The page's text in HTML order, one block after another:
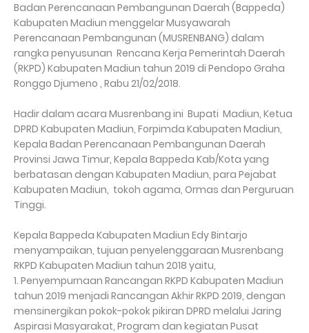
Badan Perencanaan Pembangunan Daerah (Bappeda)
Kabupaten Madiun menggelar Musyawarah
Perencanaan Pembangunan (MUSRENBANG) dalam
rangka penyusunan Rencana Kerja Pemerintah Daerah
(RKPD) Kabupaten Madiun tahun 2019 di Pendopo Graha
Ronggo Djumeno , Rabu 21/02/2018.
Hadir dalam acara Musrenbang ini Bupati Madiun, Ketua
DPRD Kabupaten Madiun, Forpimda Kabupaten Madiun,
Kepala Badan Perencanaan Pembangunan Daerah
Provinsi Jawa Timur, Kepala Bappeda Kab/Kota yang
berbatasan dengan Kabupaten Madiun, para Pejabat
Kabupaten Madiun, tokoh agama, Ormas dan Perguruan
Tinggi.
Kepala Bappeda Kabupaten Madiun Edy Bintarjo
menyampaikan, tujuan penyelenggaraan Musrenbang
RKPD Kabupaten Madiun tahun 2018 yaitu,
1. Penyempurnaan Rancangan RKPD Kabupaten Madiun
tahun 2019 menjadi Rancangan Akhir RKPD 2019, dengan
mensinergikan pokok-pokok pikiran DPRD melalui Jaring
Aspirasi Masyarakat, Program dan kegiatan Pusat